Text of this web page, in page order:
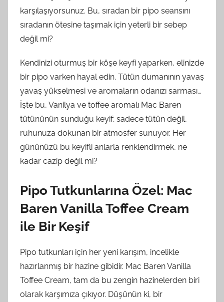
karşılaşıyorsunuz. Bu, sıradan bir pipo seansını
sıradanın ötesine taşımak için yeterli bir sebep
değil mi?
Kendinizi oturmuş bir köşe keyfi yaparken, elinizde
bir pipo varken hayal edin. Tütün dumanının yavaş
yavaş yükselmesi ve aromaların odanızı sarması…
İşte bu, Vanilya ve toffee aromalı Mac Baren
tütününün sunduğu keyif; sadece tütün değil,
ruhunuza dokunan bir atmosfer sunuyor. Her
gününüzü bu keyifli anlarla renklendirmek, ne
kadar cazip değil mi?
Pipo Tutkunlarına Özel: Mac
Baren Vanilla Toffee Cream
ile Bir Keşif
Pipo tutkunları için her yeni karışım, incelikle
hazırlanmış bir hazine gibidir. Mac Baren Vanilla
Toffee Cream, tam da bu zengin hazinelerden biri
olarak karşımıza çıkıyor. Düşünün ki, bir